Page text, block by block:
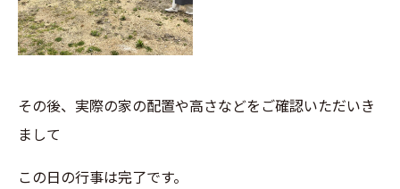
その後、実際の家の配置や高さなどをご確認いただいき
まして
この日の行事は完了です。